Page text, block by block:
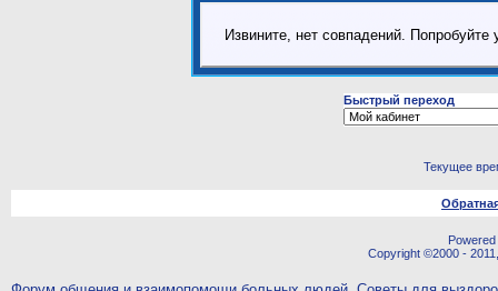
Извините, нет совпадений.
Быстрый переход
Текущее
Copyright ©2000 -